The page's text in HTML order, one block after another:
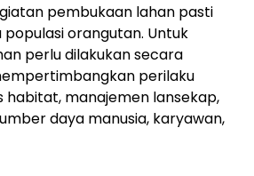
pembukaan lahan pasti
orangutan. Untuk
perlu dilakukan secara
perilaku
habitat, manajemen lansekap,
daya manusia, karyawan,